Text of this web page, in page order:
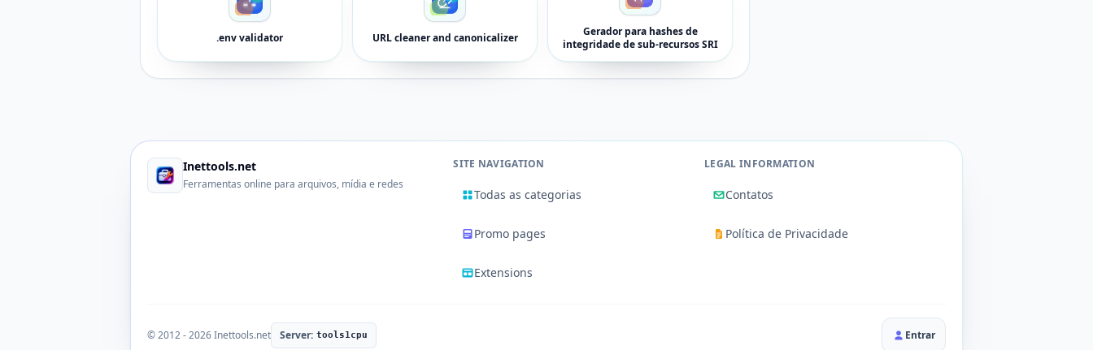
.env validator URL cleaner and canonicalizer
Gerador para hashes de
integridade de sub-recursos SRI
Inettools.net
Ferramentas online para arquivos, mídia e redes
SITE NAVIGATION
Todas as categorias
Promo pages
Extensions
LEGAL INFORMATION
Contatos
Política de Privacidade
© 2012 - 2026 Inettools.net Server: tools1cpu Entrar